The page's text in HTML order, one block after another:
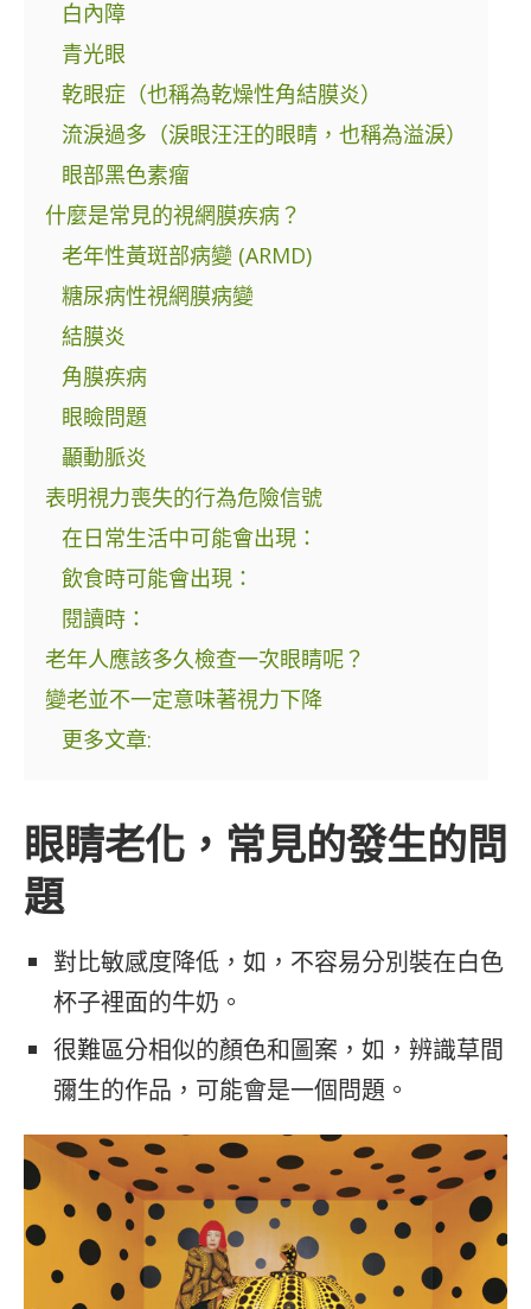
白內障
青光眼
乾眼症（也稱為乾燥性角結膜炎）
流淚過多（淚眼汪汪的眼睛，也稱為溢淚）
眼部黑色素瘤
什麼是常見的視網膜疾病？
老年性黃斑部病變 (ARMD)
糖尿病性視網膜病變
結膜炎
角膜疾病
眼瞼問題
顳動脈炎
表明視力喪失的行為危險信號
在日常生活中可能會出現：
飲食時可能會出現：
閱讀時：
老年人應該多久檢查一次眼睛呢？
變老並不一定意味著視力下降
更多文章:
眼睛老化，常見的發生的問
題
對比敏感度降低，如，不容易分別裝在白色
杯子裡面的牛奶。
很難區分相似的顏色和圖案，如，辨識草間
彌生的作品，可能會是一個問題。